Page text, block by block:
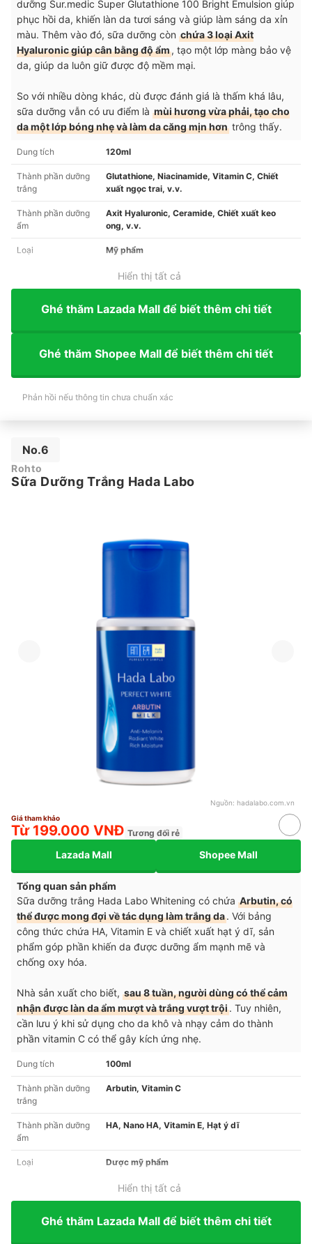
dưỡng Sur.medic Super Glutathione 100 Bright Emulsion giúp
phục hồi da, khiến làn da tươi sáng và giúp làm sáng da xỉn
màu. Thêm vào đó, sữa dưỡng còn chứa 3 loại Axit
Hyaluronic giúp cân bằng độ ẩm, tạo một lớp màng bảo vệ
da, giúp da luôn giữ được độ mềm mại.
So với nhiều dòng khác, dù được đánh giá là thấm khá lâu,
sữa dưỡng vẫn có ưu điểm là mùi hương vừa phải, tạo cho
da một lớp bóng nhẹ và làm da căng mịn hơn trông thấy.
Dung tích 120ml
Thành phần dưỡng
trắng
Glutathione, Niacinamide, Vitamin C, Chiết
xuất ngọc trai, v.v.
Thành phần dưỡng
ẩm
Axit Hyaluronic, Ceramide, Chiết xuất keo
ong, v.v.
Loại Mỹ phẩm
Hiển thị tất cả
Ghé thăm Lazada Mall để biết thêm chi tiết
Ghé thăm Shopee Mall để biết thêm chi tiết
Phản hồi nếu thông tin chưa chuẩn xác
No.6
Rohto
Sữa Dưỡng Trắng Hada Labo
Nguồn: hadalabo.com.vn
Giá tham khảo
Từ 199.000 VNĐ Tương đối rẻ
Lazada Mall Shopee Mall
Tổng quan sản phẩm
Sữa dưỡng trắng Hada Labo Whitening có chứa Arbutin, có
thể được mong đợi về tác dụng làm trắng da. Với bảng
công thức chứa HA, Vitamin E và chiết xuất hạt ý dĩ, sản
phẩm góp phần khiến da được dưỡng ẩm mạnh mẽ và
chống oxy hóa.
Nhà sản xuất cho biết, sau 8 tuần, người dùng có thể cảm
nhận được làn da ẩm mượt và trắng vượt trội. Tuy nhiên,
cần lưu ý khi sử dụng cho da khô và nhạy cảm do thành
phần vitamin C có thể gây kích ứng nhẹ.
Dung tích 100ml
Thành phần dưỡng
trắng
Arbutin, Vitamin C
Thành phần dưỡng
ẩm
HA, Nano HA, Vitamin E, Hạt ý dĩ
Loại Dược mỹ phẩm
Hiển thị tất cả
Ghé thăm Lazada Mall để biết thêm chi tiết